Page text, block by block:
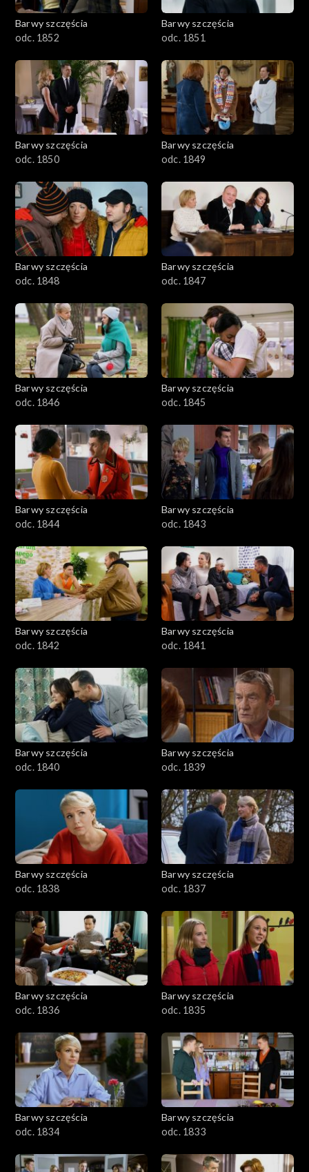
Barwy szczęścia
odc. 1852
Barwy szczęścia
odc. 1851
Barwy szczęścia
odc. 1850
Barwy szczęścia
odc. 1849
Barwy szczęścia
odc. 1848
Barwy szczęścia
odc. 1847
Barwy szczęścia
odc. 1846
Barwy szczęścia
odc. 1845
Barwy szczęścia
odc. 1844
Barwy szczęścia
odc. 1843
Barwy szczęścia
odc. 1842
Barwy szczęścia
odc. 1841
Barwy szczęścia
odc. 1840
Barwy szczęścia
odc. 1839
Barwy szczęścia
odc. 1838
Barwy szczęścia
odc. 1837
Barwy szczęścia
odc. 1836
Barwy szczęścia
odc. 1835
Barwy szczęścia
odc. 1834
Barwy szczęścia
odc. 1833